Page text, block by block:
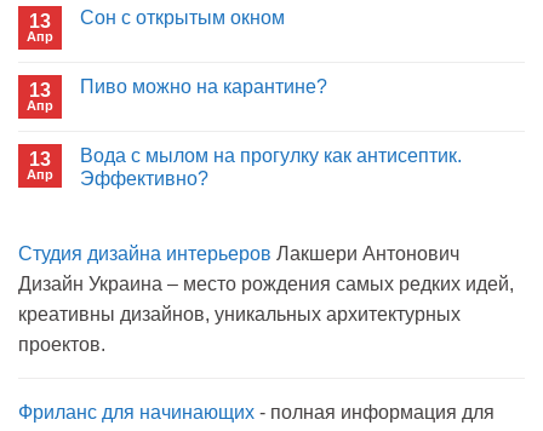
Кто
в
13
Апр
Сон с открытым окном
Сон
13
Апр
Пиво можно на карантине?
Пиво
можно
13
Апр
Вода с мылом на прогулку как антисептик.
Эффективно?
Вода
мылом
прогулку
антисептик.
Студия дизайна интерьеров Лакшери Антонович
Дизайн Украина – место рождения самых редких идей,
креативны дизайнов, уникальных архитектурных
проектов.
Фриланс для начинающих - полная информация для